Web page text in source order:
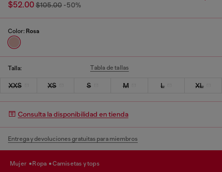
$52.00$105.00 -50%
Color: Rosa
Talla: Tabla de tallas
XXS XS S M L XL
Consulta la disponibilidad en tienda
Entrega y devoluciones gratuitas para miembros
mujer ropa camisetas y tops